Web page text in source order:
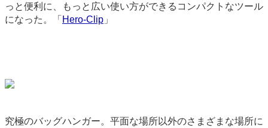
っと便利に、もっと広い使い方ができるコンパクトなツール
になった。「 Hero-Clip 」
究極のバッグハンガー。平面な場所以外のさまざまな場所に